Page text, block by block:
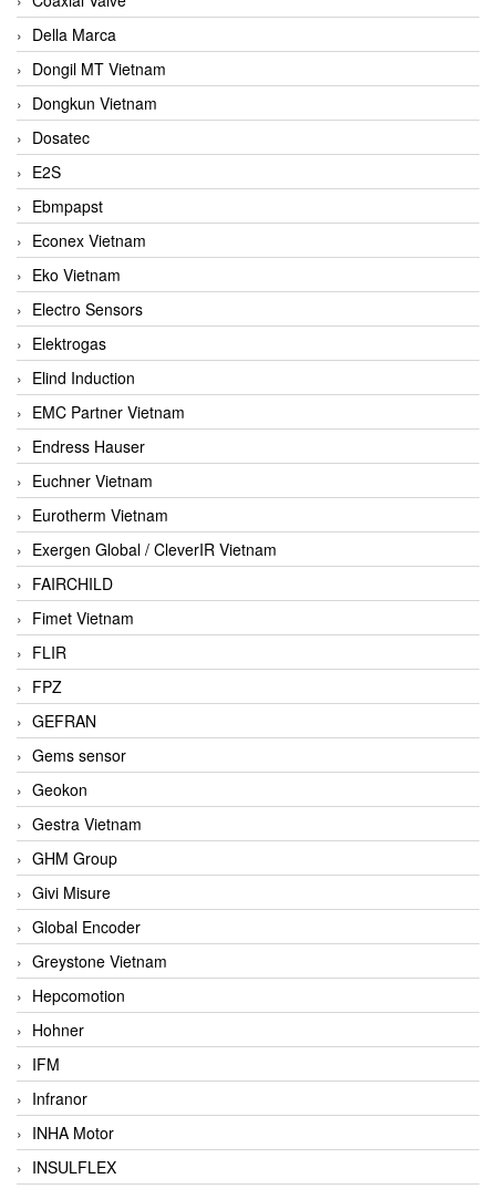
Della Marca
Dongil MT Vietnam
Dongkun Vietnam
Dosatec
E2S
Ebmpapst
Econex Vietnam
Eko Vietnam
Electro Sensors
Elektrogas
Elind Induction
EMC Partner Vietnam
Endress Hauser
Euchner Vietnam
Eurotherm Vietnam
Exergen Global / CleverIR Vietnam
FAIRCHILD
Fimet Vietnam
FLIR
FPZ
GEFRAN
Gems sensor
Geokon
Gestra Vietnam
GHM Group
Givi Misure
Global Encoder
Greystone Vietnam
Hepcomotion
Hohner
IFM
Infranor
INHA Motor
INSULFLEX